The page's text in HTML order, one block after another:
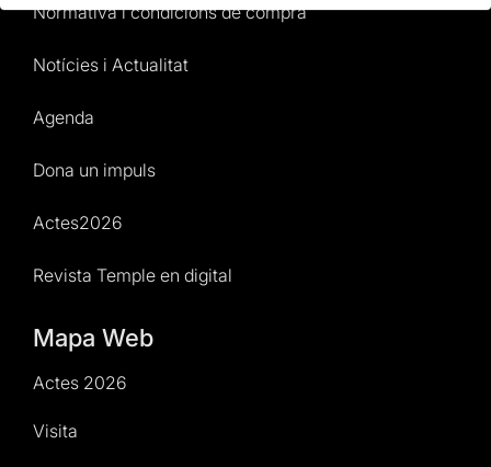
Normativa i condicions de compra
Notícies i Actualitat
Agenda
Dona un impuls
Actes2026
Revista Temple en digital
Mapa Web
Actes 2026
Visita